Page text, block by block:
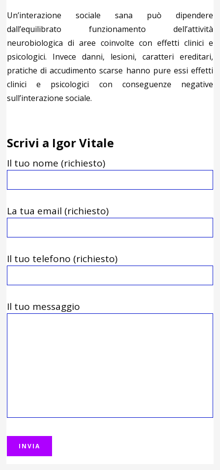
Un’interazione sociale sana può dipendere
dall’equilibrato funzionamento dell’attività
neurobiologica di aree coinvolte con effetti clinici e
psicologici. Invece danni, lesioni, caratteri ereditari,
pratiche di accudimento scarse hanno pure essi effetti
clinici e psicologici con conseguenze negative
sull’interazione sociale.
Scrivi a Igor Vitale
Il tuo nome (richiesto)
La tua email (richiesto)
Il tuo telefono (richiesto)
Il tuo messaggio